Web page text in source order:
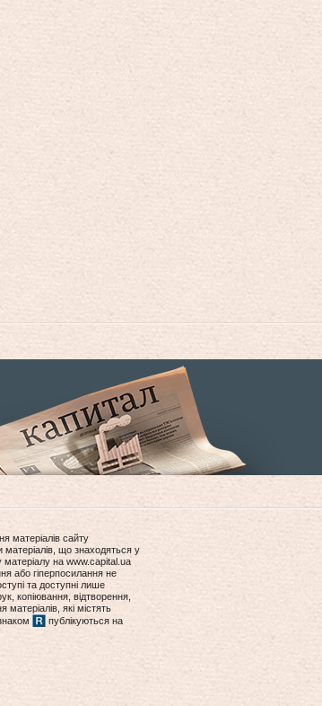
матеріалів сайту
матеріалів, що знаходяться у
матеріалу на www.capital.ua
або гіперпосилання не
та доступні лише
копіювання, відтворення,
які містять
публікуються на